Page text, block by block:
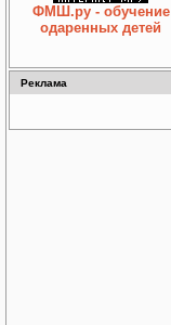
ФМШ.ру - обучение
одаренных детей
Реклама